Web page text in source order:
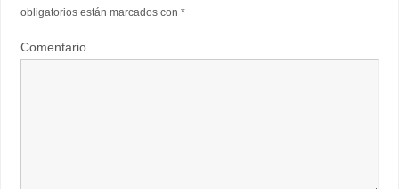
obligatorios están marcados con *
Comentario